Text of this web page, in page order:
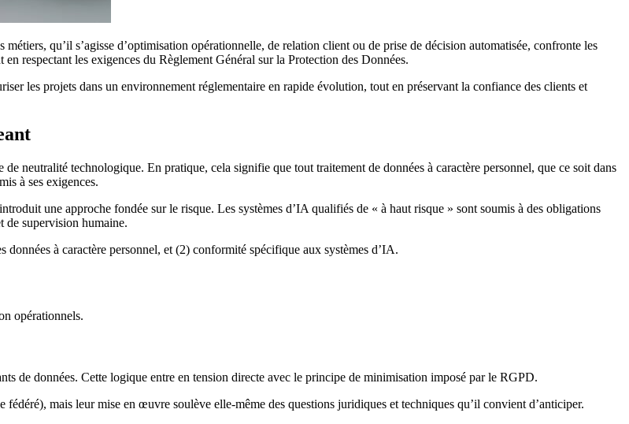
qu’il s’agisse d’optimisation opérationnelle, de relation client ou de prise de décision automatisée, confronte les
respectant les exigences du Règlement Général sur la Protection des Données.
les projets dans un environnement réglementaire en rapide évolution, tout en préservant la confiance des clients et
neutralité technologique. En pratique, cela signifie que tout traitement de données à caractère personnel, que ce soit dans
à ses exigences.
une approche fondée sur le risque. Les systèmes d’IA qualifiés de « à haut risque » sont soumis à des obligations
de supervision humaine.
à caractère personnel, et (2) conformité spécifique aux systèmes d’IA.
opérationnels.
de données. Cette logique entre en tension directe avec le principe de minimisation imposé par le RGPD.
mais leur mise en œuvre soulève elle-même des questions juridiques et techniques qu’il convient d’anticiper.